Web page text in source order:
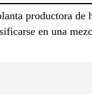
productora
en una